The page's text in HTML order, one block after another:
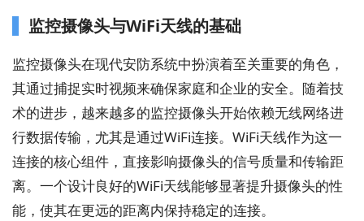
监控摄像头与WiFi天线的基础
监控摄像头在现代安防系统中扮演着至关重要的角色，
其通过捕捉实时视频来确保家庭和企业的安全。随着技
术的进步，越来越多的监控摄像头开始依赖无线网络进
行数据传输，尤其是通过WiFi连接。WiFi天线作为这一
连接的核心组件，直接影响摄像头的信号质量和传输距
离。一个设计良好的WiFi天线能够显著提升摄像头的性
能，使其在更远的距离内保持稳定的连接。